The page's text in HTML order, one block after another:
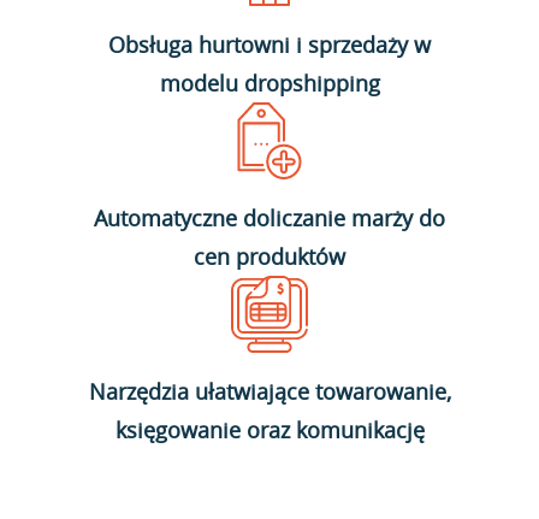
Obsługa hurtowni i sprzedaży w
modelu dropshipping
Automatyczne doliczanie marży do
cen produktów
Narzędzia ułatwiające towarowanie,
księgowanie oraz komunikację